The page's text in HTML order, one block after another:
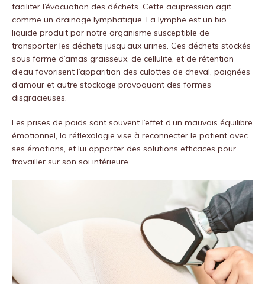
faciliter l’évacuation des déchets. Cette acupression agit
comme un drainage lymphatique. La lymphe est un bio
liquide produit par notre organisme susceptible de
transporter les déchets jusqu’aux urines. Ces déchets stockés
sous forme d’amas graisseux, de cellulite, et de rétention
d’eau favorisent l’apparition des culottes de cheval, poignées
d’amour et autre stockage provoquant des formes
disgracieuses.
Les prises de poids sont souvent l’effet d’un mauvais équilibre
émotionnel, la réflexologie vise à reconnecter le patient avec
ses émotions, et lui apporter des solutions efficaces pour
travailler sur son soi intérieure.